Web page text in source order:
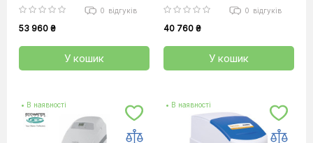
0 відгуків
53 960 ₴
У кошик
0 відгуків
40 760 ₴
У кошик
• В наявності • В наявності